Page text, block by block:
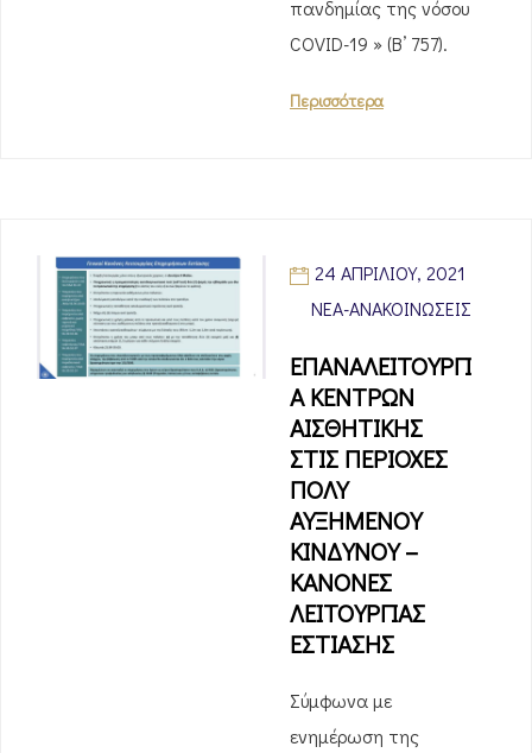
πανδημίας της νόσου
COVID-19 » (Β’ 757).
Περισσότερα
24 ΑΠΡΙΛΊΟΥ, 2021
ΝΈΑ-ΑΝΑΚΟΙΝΏΣΕΙΣ
ΕΠΑΝΑΛΕΙΤΟΥΡΓΙ
Α ΚΕΝΤΡΩΝ
ΑΙΣΘΗΤΙΚΗΣ
ΣΤΙΣ ΠΕΡΙΟΧΕΣ
ΠΟΛΥ
ΑΥΞΗΜΕΝΟΥ
ΚΙΝΔΥΝΟΥ –
ΚΑΝΟΝΕΣ
ΛΕΙΤΟΥΡΓΙΑΣ
ΕΣΤΙΑΣΗΣ
Σύμφωνα με
ενημέρωση της